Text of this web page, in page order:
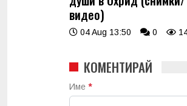
видео)
04 Aug 13:50 0
КОМЕНТИРАЙ
Име *